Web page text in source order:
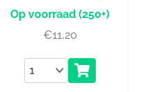
(250+)
€11,20
Aantal